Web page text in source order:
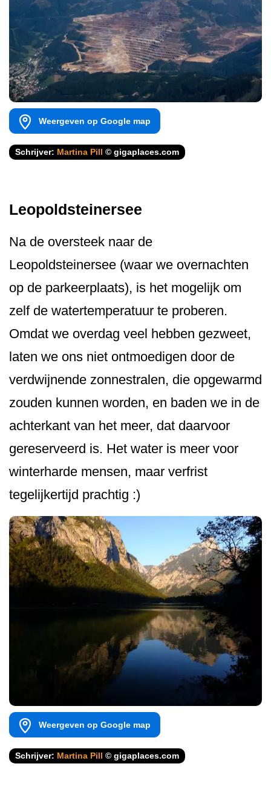
Weergeven op Google map
Schrijver: Martina Pill © gigaplaces.com
Leopoldsteinersee
Na de oversteek naar de
Leopoldsteinersee (waar we overnachten
op de parkeerplaats), is het mogelijk om
zelf de watertemperatuur te proberen.
Omdat we overdag veel hebben gezweet,
laten we ons niet ontmoedigen door de
verdwijnende zonnestralen, die opgewarmd
zouden kunnen worden, en baden we in de
achterkant van het meer, dat daarvoor
gereserveerd is. Het water is meer voor
winterharde mensen, maar verfrist
tegelijkertijd prachtig :)
Weergeven op Google map
Schrijver: Martina Pill © gigaplaces.com